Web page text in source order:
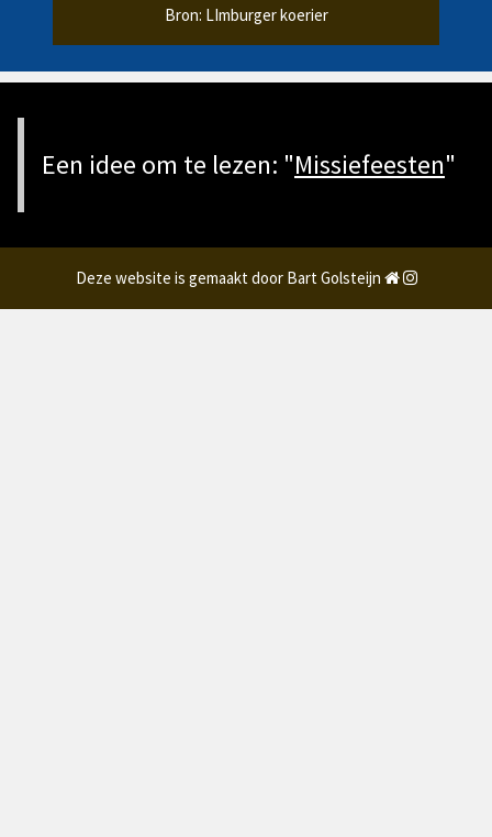
Bron: LImburger koerier
Een idee om te lezen: "Missiefeesten"
Deze website is gemaakt door Bart Golsteijn